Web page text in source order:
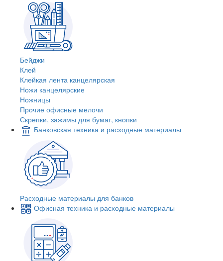
Бейджи
Клей
Клейкая лента канцелярская
Ножи канцелярские
Ножницы
Прочие офисные мелочи
Скрепки, зажимы для бумаг, кнопки
Банковская техника и расходные материалы
Расходные материалы для банков
Офисная техника и расходные материалы